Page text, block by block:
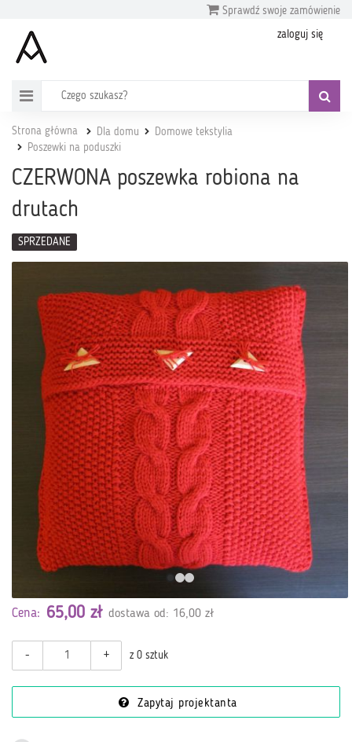
Sprawdź swoje zamówienie
zaloguj się
Strona główna Dla domu
Domowe tekstylia
Poszewki na poduszki
CZERWONA poszewka robiona na
drutach
SPRZEDANE
Cena: 65,00 zł dostawa od: 16,00 zł
- + z 0 sztuk
Zapytaj projektanta